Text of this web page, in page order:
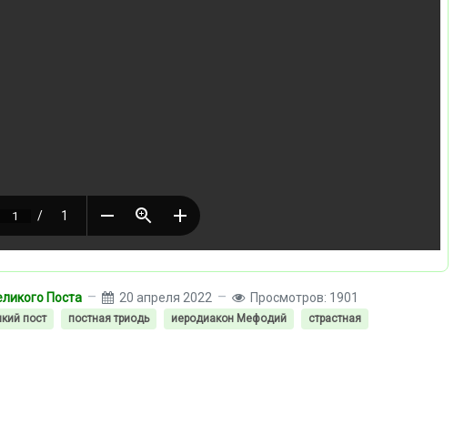
Поста 20 апреля 2022 Просмотров: 1901
пост постная триодь иеродиакон Мефодий страстная